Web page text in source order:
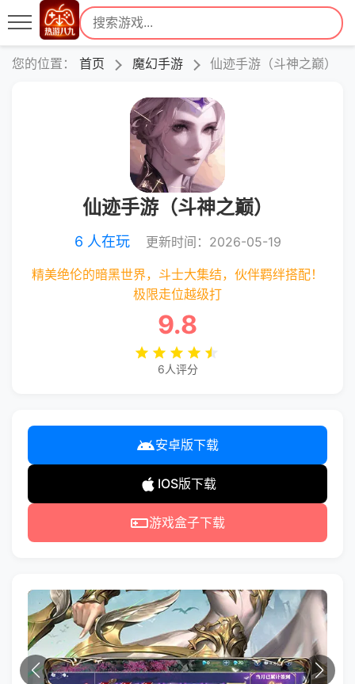
您的位置： 首页 魔幻手游 仙迹手游（斗神之巅）
仙迹手游（斗神之巅）
6 人在玩 更新时间：2026-05-19
精美绝伦的暗黑世界，斗士大集结，伙伴羁绊搭配！
极限走位越级打
9.8
6人评分
安卓版下载
IOS版下载
游戏盒子下载